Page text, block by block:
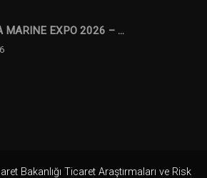
MARINE EXPO 2026 – ...
Bakanlığı Ticaret Araştırmaları ve Risk